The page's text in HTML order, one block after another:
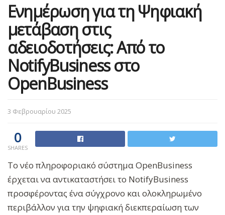
Ενημέρωση για τη Ψηφιακή
μετάβαση στις
αδειοδοτήσεις: Από το
NotifyBusiness στο
OpenBusiness
3 Φεβρουαρίου 2025
0
SHARES
Το νέο πληροφοριακό σύστημα OpenBusiness
έρχεται να αντικαταστήσει το NotifyBusiness
προσφέροντας ένα σύγχρονο και ολοκληρωμένο
περιβάλλον για την ψηφιακή διεκπεραίωση των